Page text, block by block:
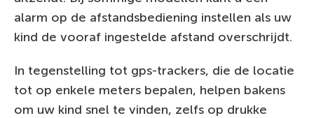
alarm op de afstandsbediening instellen als uw
kind de vooraf ingestelde afstand overschrijdt.
In tegenstelling tot gps-trackers, die de locatie
tot op enkele meters bepalen, helpen bakens
om uw kind snel te vinden, zelfs op drukke